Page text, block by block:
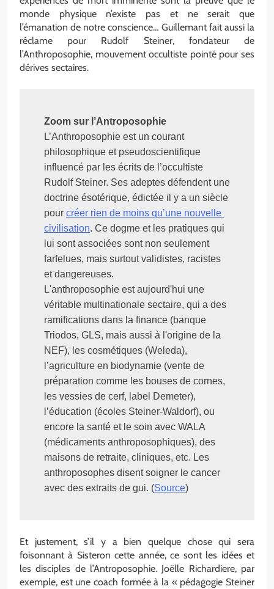
monde physique n’existe pas et ne serait que
l’émanation de notre conscience… Guillemant fait aussi la
réclame pour Rudolf Steiner, fondateur de
l’Anthroposophie, mouvement occultiste pointé pour ses
dérives sectaires.
Zoom sur l’Antroposophie
L’Anthroposophie est un courant
philosophique et pseudoscientifique
influencé par les écrits de l’occultiste
Rudolf Steiner. Ses adeptes défendent une
doctrine ésotérique, édictée il y a un siècle
pour créer rien de moins qu’une nouvelle
civilisation. Ce dogme et les pratiques qui
lui sont associées sont non seulement
farfelues, mais surtout validistes, racistes
et dangereuses.
L'anthroposophie est aujourd'hui une
véritable multinationale sectaire, qui a des
ramifications dans la finance (banque
Triodos, GLS, mais aussi à l'origine de la
NEF), les cosmétiques (Weleda),
l’agriculture en biodynamie (vente de
préparation comme les bouses de cornes,
les vessies de cerf, label Demeter),
l’éducation (écoles Steiner-Waldorf), ou
encore la santé et le soin avec WALA
(médicaments anthroposophiques), des
maisons de retraite, cliniques, etc. Les
anthroposophes disent soigner le cancer
avec des extraits de gui. (Source)
Et justement, s’il y a bien quelque chose qui sera
foisonnant à Sisteron cette année, ce sont les idées et
les disciples de l’Antroposophie. Joëlle Richardiere, par
exemple, est une coach formée à la « pédagogie Steiner